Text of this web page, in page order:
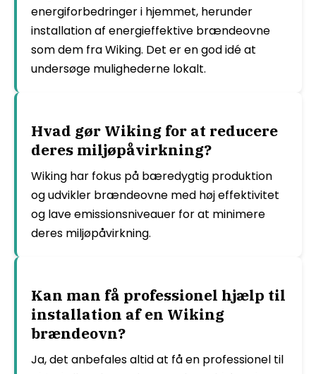
energiforbedringer i hjemmet, herunder
installation af energieffektive brændeovne
som dem fra Wiking. Det er en god idé at
undersøge mulighederne lokalt.
Hvad gør Wiking for at reducere
deres miljøpåvirkning?
Wiking har fokus på bæredygtig produktion
og udvikler brændeovne med høj effektivitet
og lave emissionsniveauer for at minimere
deres miljøpåvirkning.
Kan man få professionel hjælp til
installation af en Wiking
brændeovn?
Ja, det anbefales altid at få en professionel til